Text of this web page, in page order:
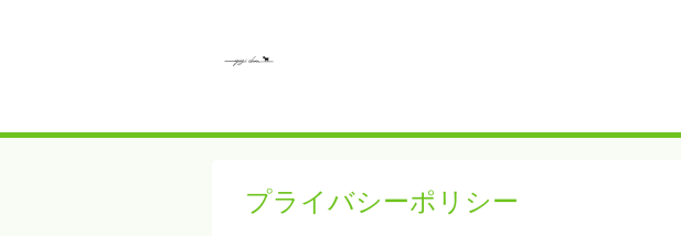
プライバシーポリシー